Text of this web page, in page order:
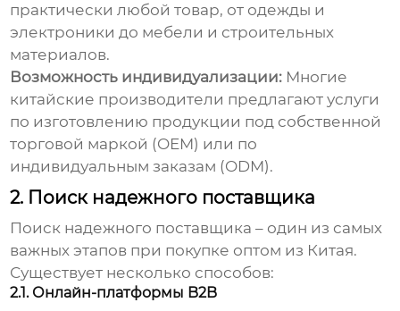
практически любой товар, от одежды и
электроники до мебели и строительных
материалов.
Возможность индивидуализации: Многие
китайские производители предлагают услуги
по изготовлению продукции под собственной
торговой маркой (OEM) или по
индивидуальным заказам (ODM).
2. Поиск надежного поставщика
Поиск надежного поставщика – один из самых
важных этапов при покупке оптом из Китая.
Существует несколько способов:
2.1. Онлайн-платформы B2B